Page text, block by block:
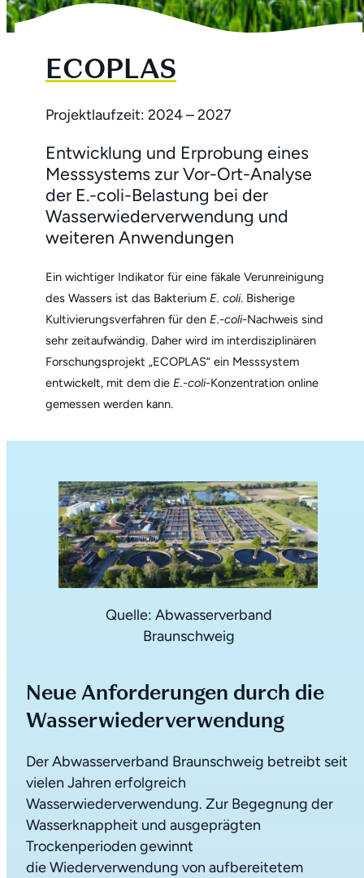
ECOPLAS
Projektlaufzeit: 2024 – 2027
Entwicklung und Erprobung eines
Messsystems zur Vor-Ort-Analyse
der E.-coli-Belastung bei der
Wasserwiederverwendung und
weiteren Anwendungen
Ein wichtiger Indikator für eine fäkale Verunreinigung
des Wassers ist das Bakterium E. coli. Bisherige
Kultivierungsverfahren für den E.-coli-Nachweis sind
sehr zeitaufwändig. Daher wird im interdisziplinären
Forschungsprojekt „ECOPLAS“ ein Messsystem
entwickelt, mit dem die E.-coli-Konzentration online
gemessen werden kann.
Quelle: Abwasserverband
Braunschweig
Neue Anforderungen durch die
Wasserwiederverwendung
Der Abwasserverband Braunschweig betreibt seit
vielen Jahren erfolgreich
Wasserwiederverwendung. Zur Begegnung der
Wasserknappheit und ausgeprägten
Trockenperioden gewinnt
die Wiederverwendung von aufbereitetem